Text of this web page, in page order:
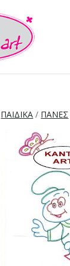
ΠΑΙΔΙΚΑ / ΠΑΝΕΣ